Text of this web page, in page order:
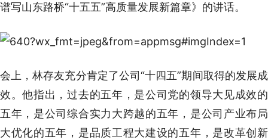
谱写山东路桥“十五五”高质量发展新篇章》的讲话。
会上，林存友充分肯定了公司“十四五”期间取得的发展成
效。他指出，过去的五年，是公司党的领导大见成效的
五年，是公司综合实力大跨越的五年，是公司产业布局
大优化的五年，是品质工程大建设的五年，是改革创新